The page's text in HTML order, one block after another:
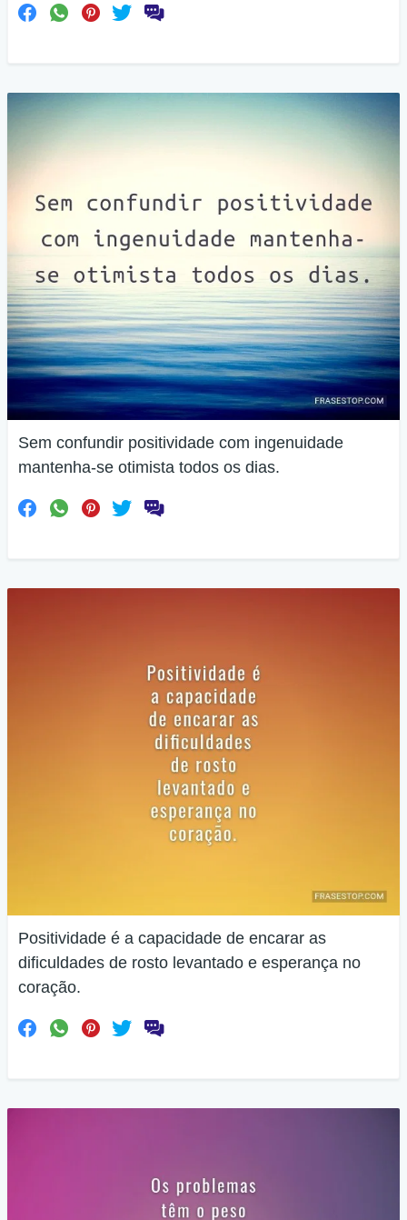
Sem confundir positividade com ingenuidade
mantenha-se otimista todos os dias.
Positividade é a capacidade de encarar as
dificuldades de rosto levantado e esperança no
coração.